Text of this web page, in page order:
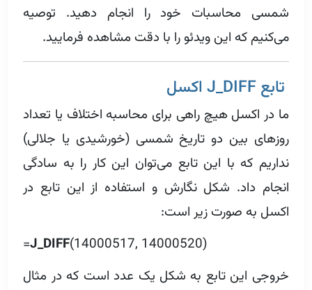
شمسی محاسبات خود را انجام دهید. توصیه
می‌کنیم که این ویدئو را با دقت مشاهده فرمایید.
تابع J_DIFF اکسل
ما در اکسل هیچ راهی برای محاسبه اختلاف یا تعداد
روزهای بین دو تاریخ شمسی (خورشیدی یا جلالی)
نداریم که با این تابع می‌توان این کار را به سادگی
انجام داد. شکل نگارش و استفاده از این تابع در
اکسل به صورت زیر است:
=J_DIFF(14000517, 14000520)
خروجی این تابع به شکل یک عدد است که در مثال